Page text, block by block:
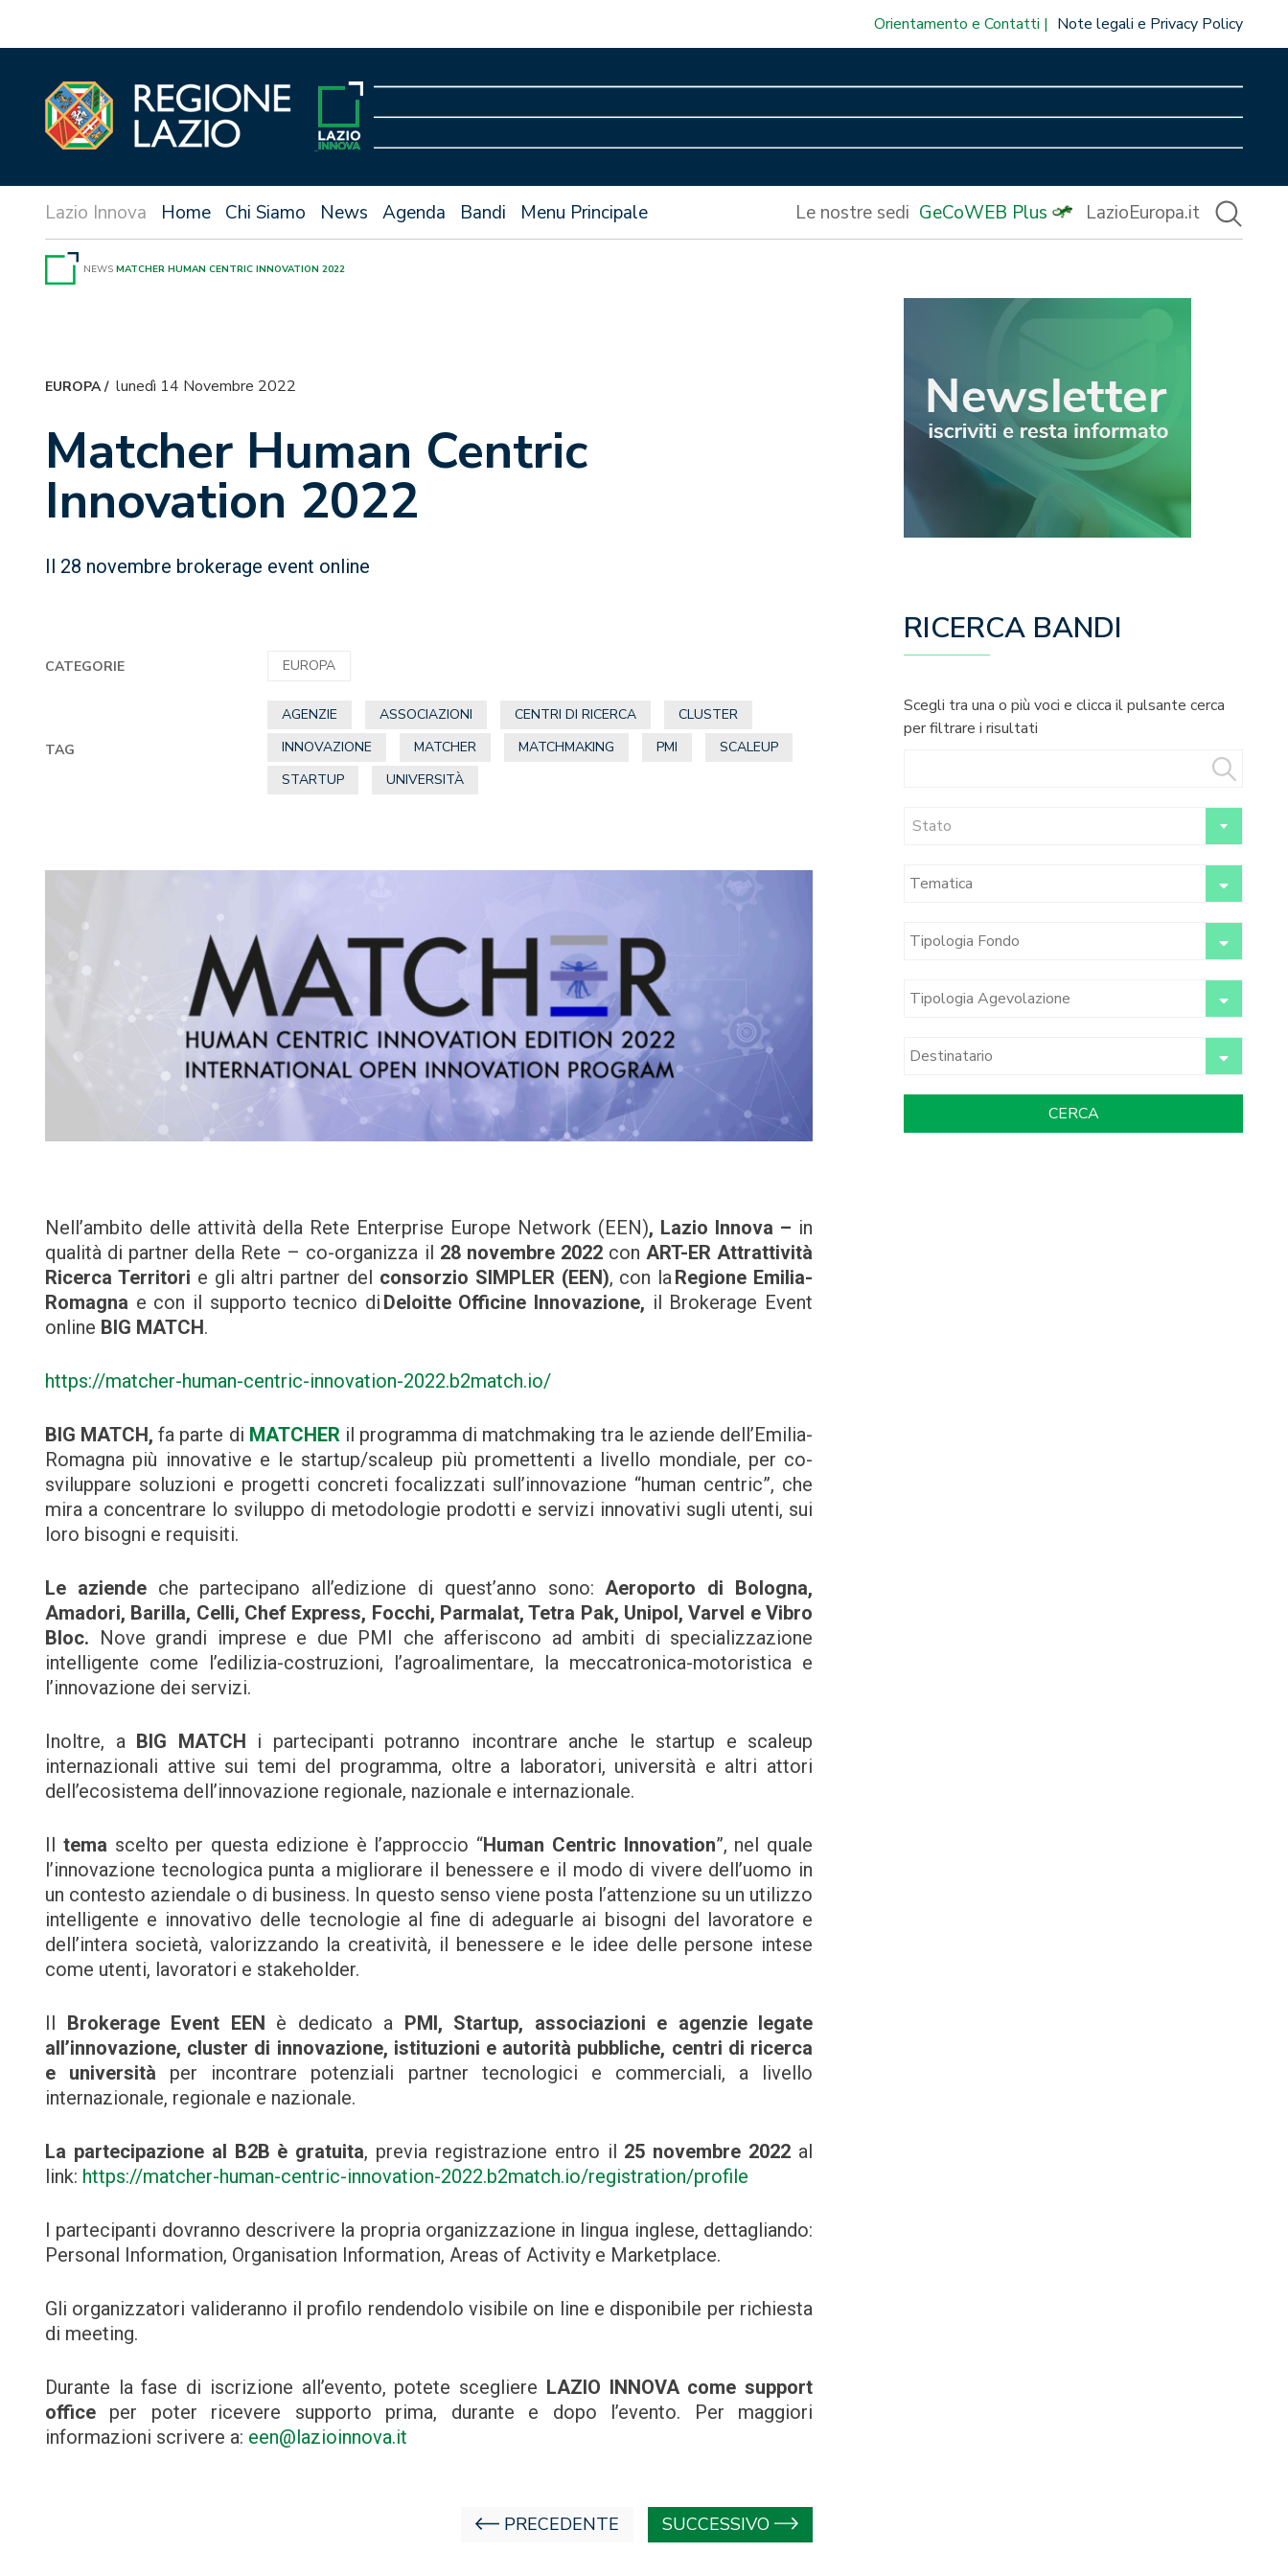
Orientamento e Contatti Note legali e Privacy Policy
Home Chi Siamo News Agenda Bandi Menu Principale Le nostre sedi GeCoWEB Plus LazioEuropa.it
NEWS MATCHER HUMAN CENTRIC INNOVATION 2022
EUROPA/ lunedì 14 Novembre 2022
Matcher Human Centric
Innovation 2022
Il 28 novembre brokerage event online
CATEGORIE EUROPA
TAG
AGENZIE ASSOCIAZIONI CENTRI DI RICERCA
CLUSTER
INNOVAZIONE
MATCHER MATCHMAKING PMI
SCALEUP
STARTUP
UNIVERSITÀ
Nell’ambito delle attività della Rete Enterprise Europe Network (EEN), Lazio Innova – in
qualità di partner della Rete – co-organizza il 28 novembre 2022con ART-ER Attrattività
Ricerca Territori e gli altri partner del consorzio SIMPLER (EEN), con la Regione Emilia-
Romagna e con il supporto tecnico di Deloitte Officine Innovazione, il Brokerage Event
online BIG MATCH.
https://matcher-human-centric-innovation-2022.b2match.io/
BIG MATCH, fa parte di MATCHER il programma di matchmaking tra le aziende dell’Emilia-
Romagna più innovative e le startup/scaleup più promettenti a livello mondiale, per co-
sviluppare soluzioni e progetti concreti focalizzati sull’innovazione “human centric”, che
mira a concentrare lo sviluppo di metodologie prodotti e servizi innovativi sugli utenti, sui
loro bisogni e requisiti.
Le aziendeche partecipano all’edizione di quest’anno sono: Aeroporto di Bologna,
Amadori, Barilla, Celli, Chef Express, Focchi, Parmalat, Tetra Pak, Unipol, Varvel e Vibro
Bloc. Nove grandi imprese e due PMI che afferiscono ad ambiti di specializzazione
intelligente come l’edilizia-costruzioni, l’agroalimentare, la meccatronica-motoristica e
l’innovazione dei servizi.
Inoltre, a BIG MATCH i partecipanti potranno incontrare anche le startup e scaleup
internazionali attive sui temi del programma, oltre a laboratori, università e altri attori
dell’ecosistema dell’innovazione regionale, nazionale e internazionale.
Il tema scelto per questa edizione è l’approccio “Human Centric Innovation”, nel quale
l’innovazione tecnologica punta a migliorare il benessere e il modo di vivere dell’uomo in
un contesto aziendale o di business. In questo senso viene posta l’attenzione su un utilizzo
intelligente e innovativo delle tecnologie al fine di adeguarle ai bisogni del lavoratore e
dell’intera società, valorizzando la creatività, il benessere e le idee delle persone intese
come utenti, lavoratori e stakeholder.
Il Brokerage Event EEN è dedicato a PMI, Startup, associazioni e agenzie legate
all’innovazione, cluster di innovazione, istituzioni e autorità pubbliche, centri di ricerca
e università per incontrare potenziali partner tecnologici e commerciali, a livello
internazionale, regionale e nazionale.
La partecipazione al B2B è gratuita, previa registrazione entro il 25 novembre 2022 al
link: https://matcher-human-centric-innovation-2022.b2match.io/registration/profile
I partecipanti dovranno descrivere la propria organizzazione in lingua inglese, dettagliando:
Personal Information, Organisation Information, Areas of Activity e Marketplace.
Gli organizzatori valideranno il profilo rendendolo visibile on line e disponibile per richiesta
di meeting.
Durante la fase di iscrizione all’evento, potete scegliere LAZIO INNOVA come support
office per poter ricevere supporto prima, durante e dopo l’evento. Per maggiori
informazioni scrivere a: een@lazioinnova.it
PRECEDENTE SUCCESSIVO
RICERCA BANDI
Scegli tra una o più voci e clicca il pulsante cerca
per filtrare i risultati
Stato